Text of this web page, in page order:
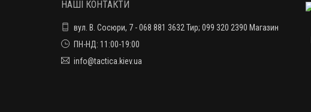
НАШІ КОНТАКТИ
вул. В. Сосюри, 7 - 068 881 3632 Тир; 099 320 2390 Магазин
ПН-НД: 11:00-19:00
info@tactica.kiev.ua